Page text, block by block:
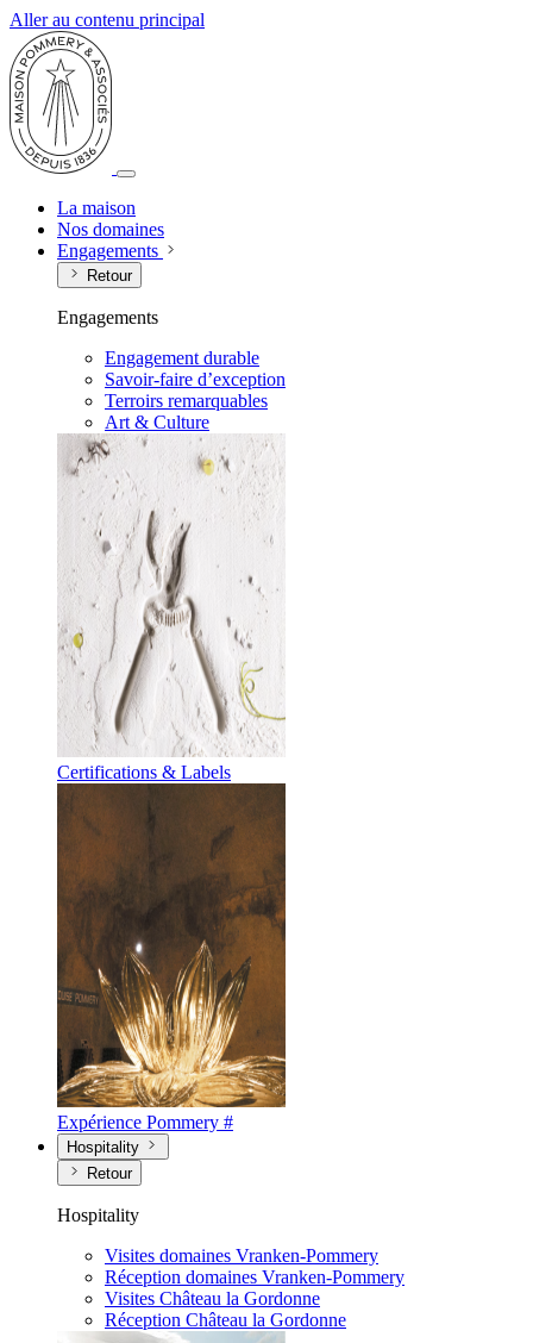
Aller au contenu principal
La maison
Nos domaines
Engagements
Retour
Engagements
Engagement durable
Savoir-faire d’exception
Terroirs remarquables
Art & Culture
Certifications & Labels
Expérience Pommery #
Hospitality
Retour
Hospitality
Visites domaines Vranken-Pommery
Réception domaines Vranken-Pommery
Visites Château la Gordonne
Réception Château la Gordonne